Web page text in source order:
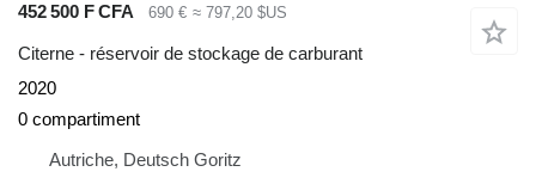
452 500 F CFA
690 € ≈ 797,20 $US
Citerne - réservoir de stockage de carburant
2020
0 compartiment
Autriche, Deutsch Goritz